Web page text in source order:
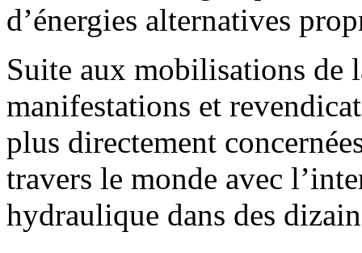
d’énergies alternatives
Suite aux mobilisations de
manifestations et
plus directement
travers le monde avec
hydraulique dans des